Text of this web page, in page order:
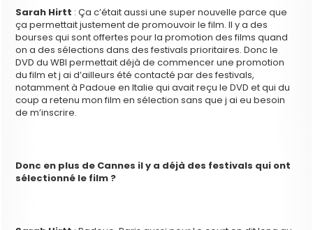
Sarah Hirtt : Ça c’était aussi une super nouvelle parce que
ça permettait justement de promouvoir le film. Il y a des
bourses qui sont offertes pour la promotion des films quand
on a des sélections dans des festivals prioritaires. Donc le
DVD du WBI permettait déjà de commencer une promotion
du film et j ai d’ailleurs été contacté par des festivals,
notamment à Padoue en Italie qui avait reçu le DVD et qui du
coup a retenu mon film en sélection sans que j ai eu besoin
de m’inscrire.
Donc en plus de Cannes il y a déjà des festivals qui ont
sélectionné le film ?